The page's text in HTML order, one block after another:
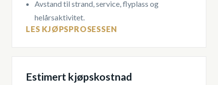
Avstand til strand, service, flyplass og
helårsaktivitet.
LES KJØPSPROSESSEN
Estimert kjøpskostnad